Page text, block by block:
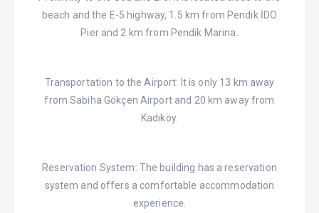
beach and the E-5 highway, 1.5 km from Pendik İDO
Pier and 2 km from Pendik Marina.
Transportation to the Airport: It is only 13 km away
from Sabiha Gökçen Airport and 20 km away from
Kadıköy.
Reservation System: The building has a reservation
system and offers a comfortable accommodation
experience.